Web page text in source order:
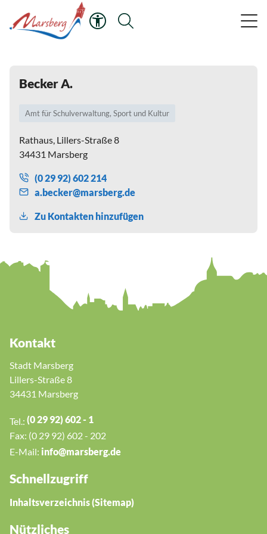
Becker A.
Amt für Schulverwaltung, Sport und Kultur
Rathaus, Lillers-Straße 8
34431 Marsberg
(0 29 92) 602 214
b ck r m rsb rg d
Zu Kontakten hinzufügen
Kontakt
Stadt Marsberg
Lillers-Straße 8
34431 Marsberg
Tel.: (0 29 92) 602 - 1
Fax: (0 29 92) 602 - 202
E-Mail: nf m rsb rg d
Schnellzugriff
Inhaltsverzeichnis (Sitemap)
Nützliches